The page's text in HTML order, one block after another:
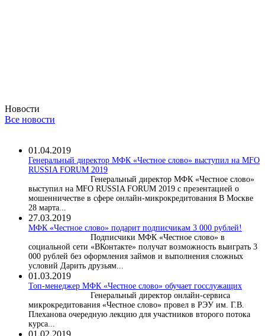
Новости
Все новости
01.04.2019
Генеральный директор МФК «Честное слово» выступил на MFO
RUSSIA FORUM 2019
Генеральный директор МФК «Честное слово»
выступил на MFO RUSSIA FORUM 2019 с презентацией о
мошенничестве в сфере онлайн-микрокредитования В Москве
28 марта...
27.03.2019
МФК «Честное слово» подарит подписчикам 3 000 рублей!
Подписчики МФК «Честное слово» в
социальной сети «ВКонтакте» получат возможность выиграть 3
000 рублей без оформления займов и выполнения сложных
условий Дарить друзьям...
01.03.2019
Топ-менеджер МФК «Честное слово» обучает госслужащих
Генеральный директор онлайн-сервиса
микрокредитования «Честное слово» провел в РЭУ им. Г.В.
Плеханова очередную лекцию для участников второго потока
курса...
01.02.2019